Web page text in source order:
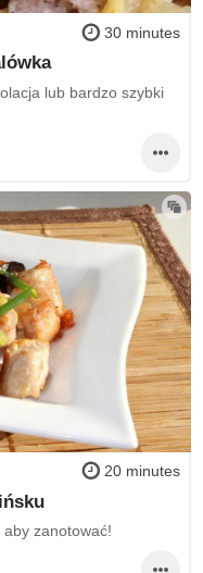
30 minutes
lub bardzo szybki
20 minutes
zanotować!